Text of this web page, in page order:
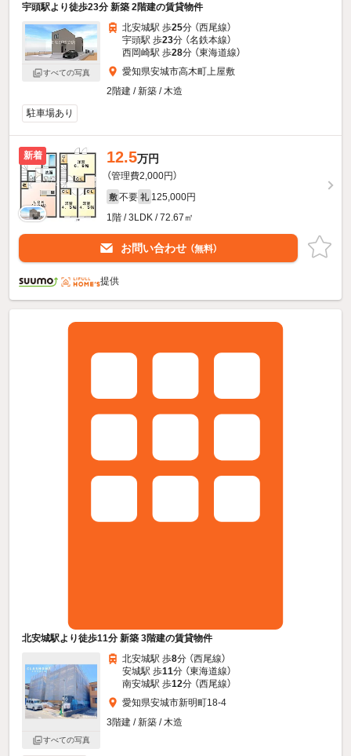
宇頭駅より徒歩23分 新築 2階建の賃貸物件
すべての写真
北安城駅 歩25分 （西尾線）
宇頭駅 歩23分 （名鉄本線）
西岡崎駅 歩28分 （東海道線）
愛知県安城市高木町上屋敷
2階建 / 新築 / 木造
駐車場あり
新着 12.5万円
（管理費2,000円）
敷 不要 礼 125,000円
1階 / 3LDK / 72.67㎡
お問い合わせ （無料）
提供
北安城駅より徒歩11分 新築 3階建の賃貸物件
すべての写真
北安城駅 歩8分 （西尾線）
安城駅 歩11分 （東海道線）
南安城駅 歩12分 （西尾線）
愛知県安城市新明町18-4
3階建 / 新築 / 木造